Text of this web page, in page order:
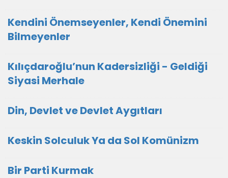
Kendini Önemseyenler, Kendi Önemini
Bilmeyenler
Kılıçdaroğlu’nun Kadersizliği - Geldiği
Siyasi Merhale
Din, Devlet ve Devlet Aygıtları
Keskin Solculuk Ya da Sol Komünizm
Bir Parti Kurmak